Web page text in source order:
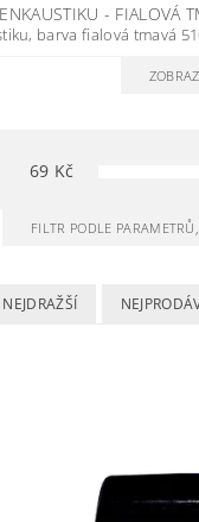
- FIALOVÁ
barva fialová tmavá
69 Kč
FILTR PODLE
NEJDRAŽŠÍ